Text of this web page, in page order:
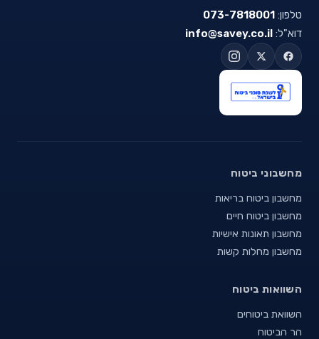
טלפון: 073-7818001
דוא"ל: info@savey.co.il
מחשבוני ביטוח
מחשבון ביטוח בריאות
מחשבון ביטוח חיים
מחשבון תאונות אישיות
מחשבון מחלות קשות
השוואות ביטוח
השוואת ביטוחים
הר הביטוח